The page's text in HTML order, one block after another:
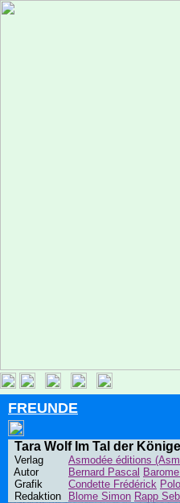
FREUNDE
Tara Wolf Im Tal der Könige
Verlag
Asmodée éditions
Autor
Bernard Pascal
Grafik
Condette Frédérick
Redaktion
Blome Simon Rapp